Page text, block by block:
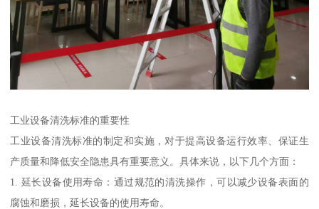
工业设备清洗标准的重要性
工业设备清洗标准的制定和实施，对于提高设备运行效率、保证生
产质量和降低安全隐患具有重要意义。具体来说，以下几个方面：
1. 延长设备使用寿命：通过规范的清洗操作，可以减少设备表面的
腐蚀和磨损，延长设备的使用寿命。